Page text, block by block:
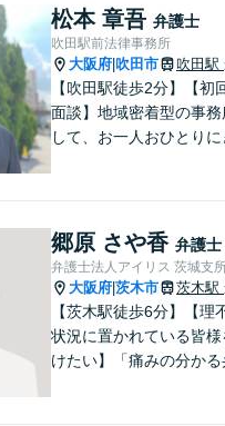
あれば出張相談にも応じ
りますのでお気軽にご相
ださい。
松本 章吾 弁護士
吹田駅前法律事務所
大阪府 吹田市 吹田駅
【吹田駅徒歩2分】【初
面談】地域密着型の事務
して、お一人おひとりに
ごとに対応！まずは無料
にお越しください。【完
室対応】
郷原 さや香 弁護士
弁護士法人アイリス 茨城支
大阪府 茨木市 茨木駅
【茨木駅徒歩6分】【理
状況に置かれている皆様
けたい】「痛みの分かる